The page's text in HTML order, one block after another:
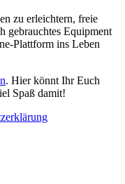
zu erleichtern, freie
gebrauchtes Equipment
Plattform ins Leben
. Hier könnt Ihr Euch
Spaß damit!